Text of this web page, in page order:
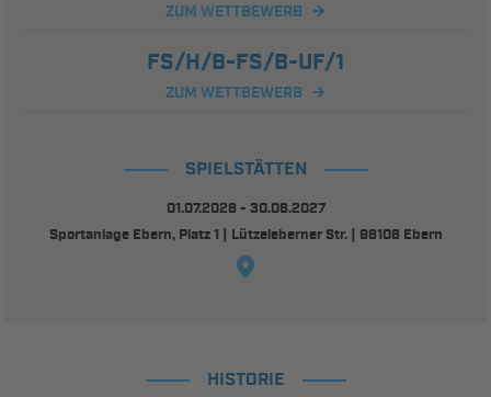
ZUM WETTBEWERB
FS/H/B-FS/B-UF/1
ZUM WETTBEWERB
SPIELSTÄTTEN
01.07.2026 - 30.06.2027
Sportanlage Ebern, Platz 1 | Lützeleberner Str. | 96106 Ebern
HISTORIE